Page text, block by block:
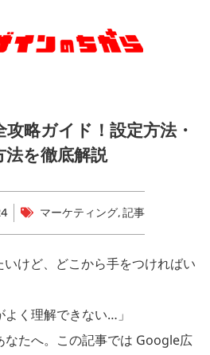
攻略ガイド！設定方法・
法を徹底解説
マーケティング,記事
いけど、どこから手をつければい
よく理解できない…」
なたへ。この記事では Google広